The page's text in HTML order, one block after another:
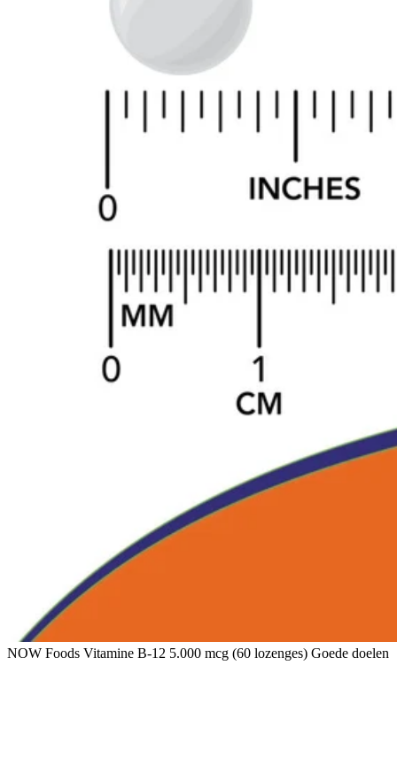
NOW Foods Vitamine B-12 5.000 mcg (60 lozenges) Goede doelen